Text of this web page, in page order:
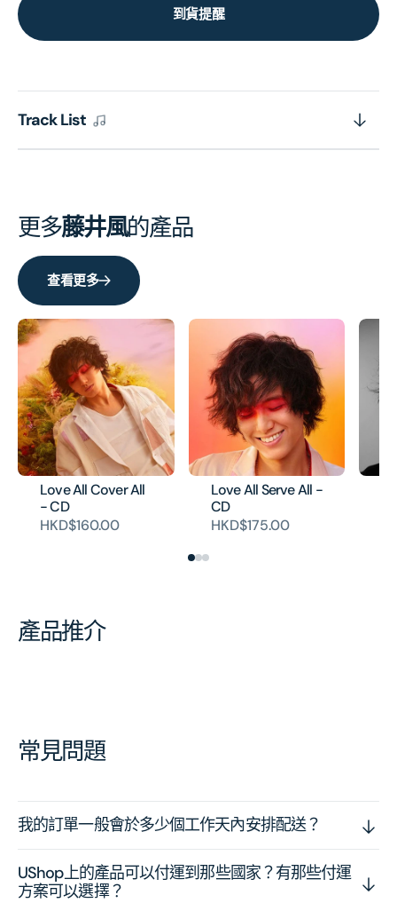
到貨提醒
Track List
更多藤井風的產品
查看更多
Love All Cover All
- CD
HKD$160.00
Love All Serve All -
CD
HKD$175.00
產品推介
常見問題
我的訂單一般會於多少個工作天內安排配送？
UShop上的產品可以付運到那些國家？有那些付運
方案可以選擇？